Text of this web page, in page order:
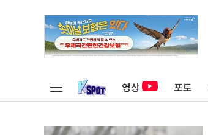
영상 포토